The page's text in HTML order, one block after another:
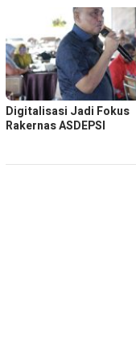
Digitalisasi Jadi Fokus
Rakernas ASDEPSI